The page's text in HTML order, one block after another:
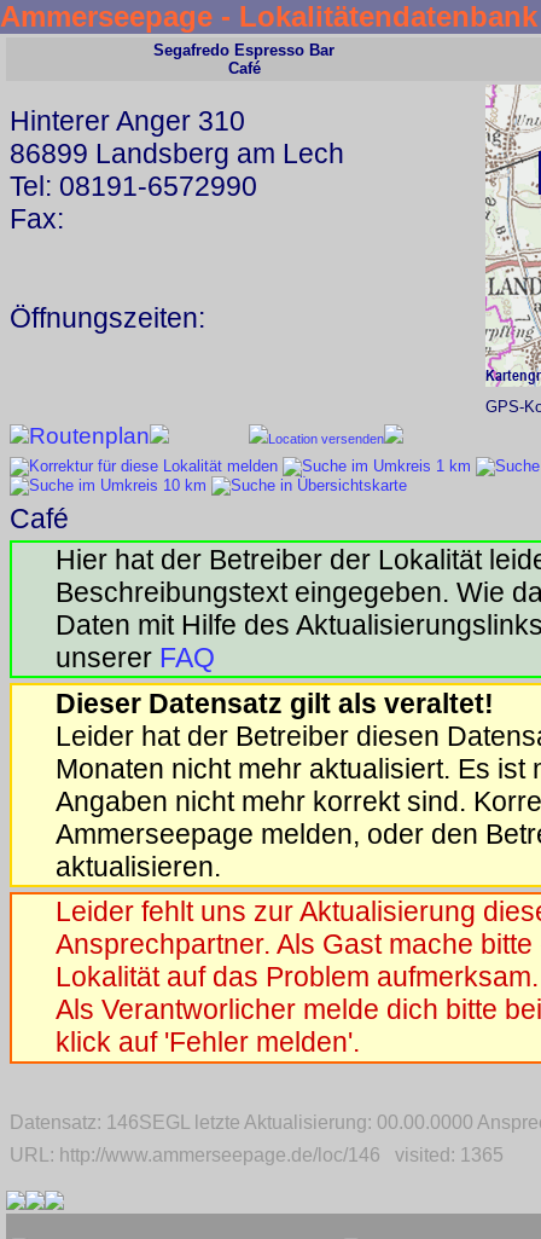
Ammerseepage - Lokalitätendatenbank
Segafredo Espresso Bar
Café
Hinterer Anger 310
86899 Landsberg am Lech
Tel: 08191-6572990
Fax:
Öffnungszeiten:
GPS-
Routenplan Location versenden
Café
Hier hat der Betreiber der Lokalität
Beschreibungstext eingegeben. Wie
Daten mit Hilfe des
unserer FAQ
Dieser Datensatz gilt als veraltet!
Leider hat der Betreiber diesen
Monaten nicht mehr aktualisiert. Es ist
Angaben nicht mehr korrekt sind.
Ammerseepage melden, oder den
aktualisieren.
Leider fehlt uns zur Aktualisierung
Ansprechpartner. Als Gast mache
Lokalität auf das Problem aufmerksam.
Als Verantworlicher melde dich bitte
klick auf 'Fehler melden'.
Datensatz: 146SEGL letzte Aktualisierung: 00.00.0000
URL: http://www.ammerseepage.de/loc/146 visited: 1365